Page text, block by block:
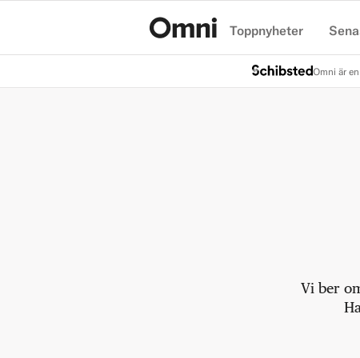
Toppnyheter
Omni är
Vi ber